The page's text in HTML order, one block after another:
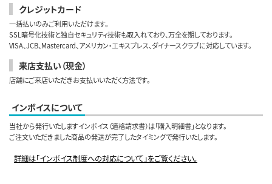
クレジットカード
一括払いのみご利用いただけます。
SSL暗号化技術と独自セキュリティ技術も取入れており、万全を期しております。
VISA、JCB、Mastercard、アメリカン・エキスプレス、ダイナースクラブに対応しています。
来店支払い（現金）
店舗にご来店いただきお支払いいただく方法です。
インボイスについて
当社から発行いたしますインボイス（適格請求書）は「購入明細書」となります。
ご注文いただきました商品の発送が完了したタイミングで発行いたします。
詳細は「インボイス制度への対応について」をご覧ください。